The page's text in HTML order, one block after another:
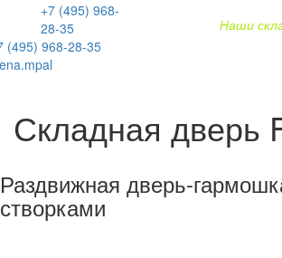
+7 (495) 968-
28-35
(495) 968-28-35
Складная дверь
Раздвижная дверь-
створками
Наши